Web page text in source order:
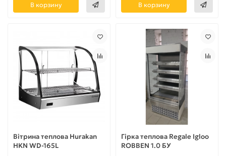
В корзину В корзину
Вітрина теплова Hurakan
HKN WD-165L
Гірка теплова Regale Igloo
ROBBEN 1.0 БУ